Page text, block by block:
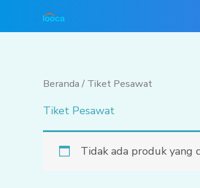
Beranda / Tiket Pesawat
Tiket Pesawat
Tidak ada produk yang